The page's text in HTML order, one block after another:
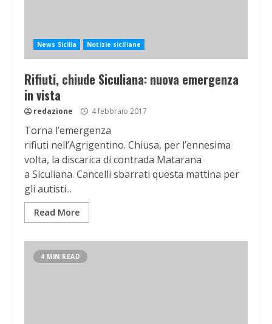
News Sicilia Notizie siciliane
Rifiuti, chiude Siculiana: nuova emergenza
in vista
redazione 4 febbraio 2017
Torna l’emergenza
rifiuti nell’Agrigentino. Chiusa, per l’ennesima
volta, la discarica di contrada Matarana
a Siculiana. Cancelli sbarrati questa mattina per
gli autisti...
Read More
4 MIN READ